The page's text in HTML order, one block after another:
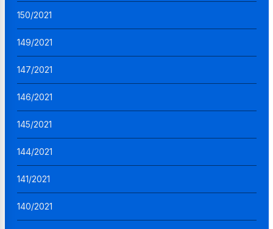
150/2021
149/2021
147/2021
146/2021
145/2021
144/2021
141/2021
140/2021